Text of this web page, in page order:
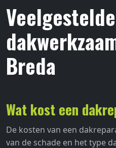
Breda
Wat kost een
De kosten van een
van de schade en het type